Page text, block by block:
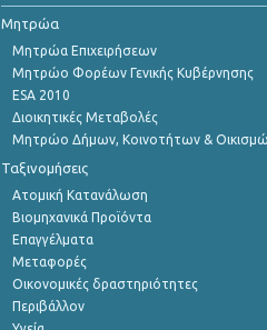
Μητρώα
Μητρώα Επιχειρήσεων
Μητρώο Φορέων Γενικής Κυβέρνησης
ESA 2010
Διοικητικές Μεταβολές
Μητρώο Δήμων, Κοινοτήτων &
Ταξινομήσεις
Ατομική Κατανάλωση
Βιομηχανικά Προϊόντα
Επαγγέλματα
Μεταφορές
Οικονομικές δραστηριότητες
Περιβάλλον